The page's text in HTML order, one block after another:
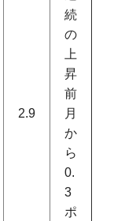
2.9
続
の
上
昇
前
月
か
ら
0.
3
ポ